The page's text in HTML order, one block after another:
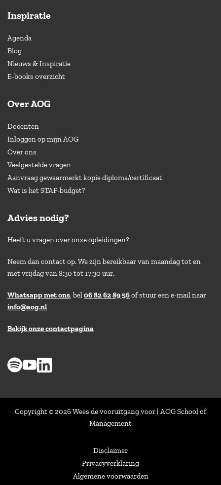
Inspiratie
Agenda
Blog
Nieuws & Inspiratie
E-books overzicht
Over AOG
Docenten
Inloggen op mijn AOG
Over ons
Veelgestelde vragen
Aanvraag gewaarmerkt kopie diploma/certificaat
Wat is het STAP-budget?
Advies nodig?
Heeft u vragen over onze opleidingen?
Neem dan contact op. We zijn bereikbaar van maandag tot en
met vrijdag van 8:30 tot 17:30 uur.
Whatsapp met ons, bel06 82 62 89 56of stuur een e-mail naar
info@aog.nl
Bekijk onze contactpagina
Copyright © 2026 Wees de vooruitgang voor | AOG School of
Management
Disclaimer
Privacyverklaring
Algemene voorwaarden